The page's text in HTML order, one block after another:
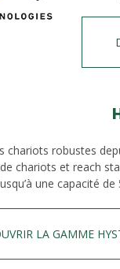
chariots robustes
chariots et reach
une capacité
LA GAMME